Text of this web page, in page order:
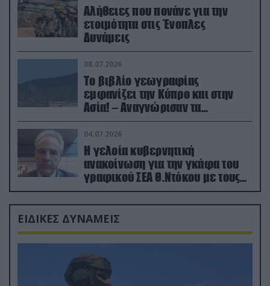
Αλήθειες που πονάνε για την
ετοιμότητα στις Ένοπλες
Δυνάμεις
08.07.2026
Το βιβλίο γεωγραφίας
εμφανίζει την Κύπρο και στην
Ασία! – Αναγνώρισαν τα
κατεχόμενα; (φωτο)
04.07.2026
Η γελοία κυβερνητική
ανακοίνωση για την γκάφα του
γραφικού ΣΕΑ Θ.Ντόκου με τους
Ρώσους φαρσέρ
ΕΙΔΙΚΕΣ ΔΥΝΑΜΕΙΣ